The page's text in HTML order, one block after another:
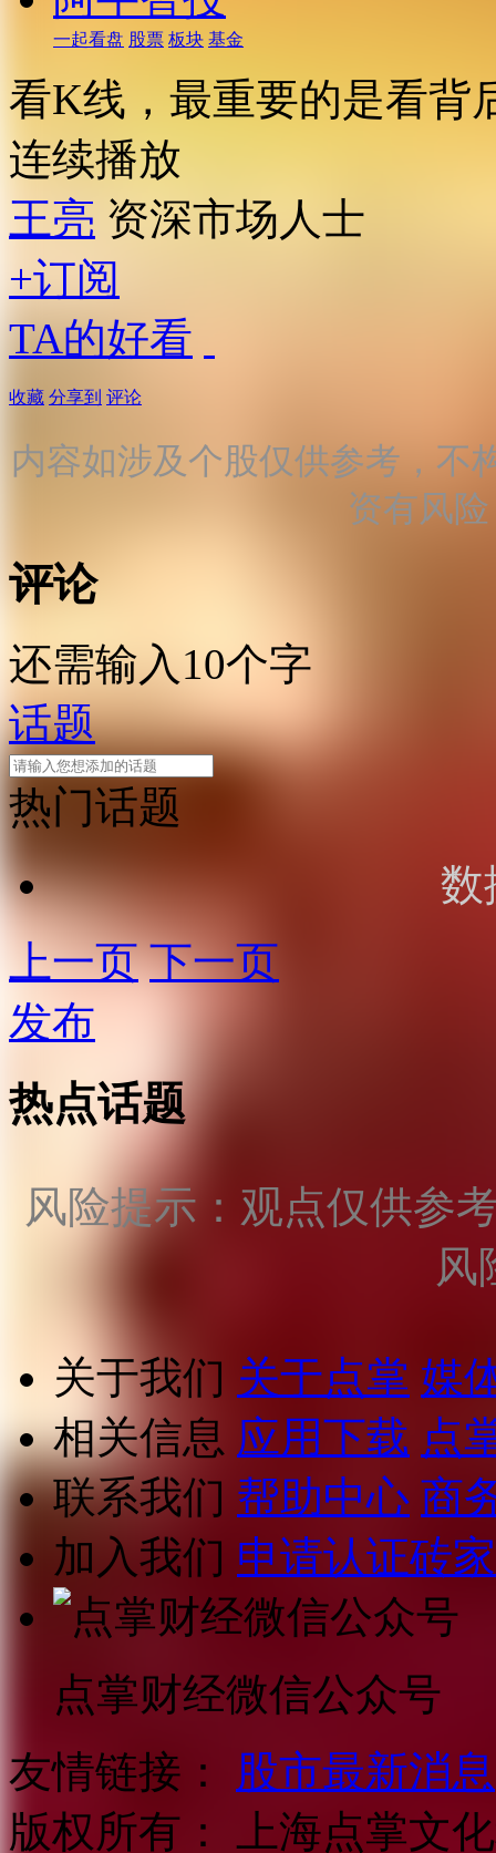
一起看盘 股票 板块 基金
看K线，最重要的是看背
连续播放
王亮 资深市场人士
+订阅
TA的好看
收藏 分享到 评论
内容如涉及个股仅供参考，不
资有风
评论
还需输入10个字
话题
热门话题
数
上一页 下一页
发布
热点话题
风险提示：观点仅供参
风
关于我们 关于点掌 媒
相关信息 应用下载 点
联系我们 帮助中心 商
加入我们 申请认证砖家
点掌财经微信公众号
友情链接：
股市最新消息
版权所有：
上海点掌文